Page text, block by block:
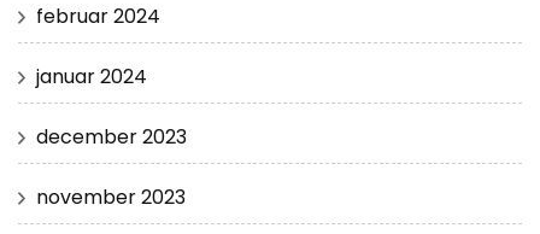
februar 2024
januar 2024
december 2023
november 2023